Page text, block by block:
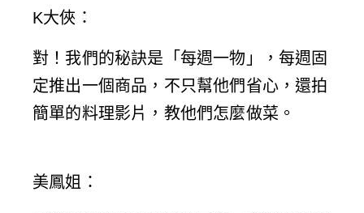
K大俠 ：
對！我們的秘訣是「每週一物」，每週固
定推出一個商品，不只幫他們省心，還拍
簡單的料理影片，教他們怎麼做菜。
美鳳姐 ：